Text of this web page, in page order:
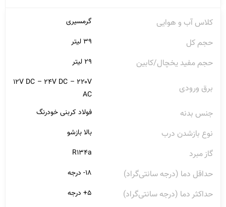
کلاس آب و هوایی گرمسیری
حجم کل ۳۹ لیتر
حجم مفید یخچال/کابین ۲۹ لیتر
برق ورودی
۱۲V DC – ۲۴V DC – ۲۲۰V
AC
جنس بدنه فولاد کربنی خودرنگ
نوع بازشدن درب بالا بازشو
گاز مبرد R۱۳۴a
حداقل دما (درجه سانتی‌گراد) ۱۸- درجه
حداکثر دما (درجه سانتی‌گراد) ۵+ درجه